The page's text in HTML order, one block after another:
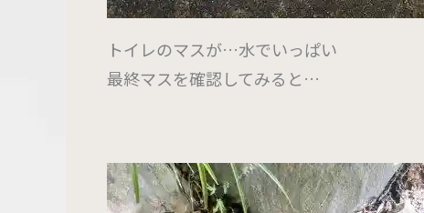
トイレのマスが…水でいっぱい
最終マスを確認してみると…